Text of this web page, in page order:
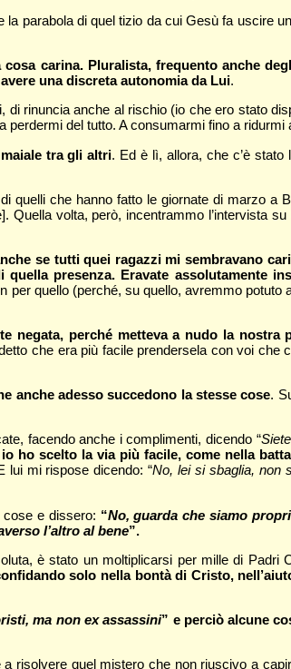
la parabola di quel tizio da cui Gesù fa uscire
carina. Pluralista, frequento anche
una discreta autonomia da Lui.
rinuncia anche al rischio (io che ero stato
del tutto. A consumarmi fino a ridurmi
tra gli altri. Ed è lì, allora, che c’è stato
quelli che hanno fatto le giornate di marzo a
volta, però, incentrammo l’intervista
se tutti quei ragazzi mi sembravano
presenza. Eravate assolutamente
quello (perché, su quello, avremmo
negata, perché metteva a nudo la nostra
che era più facile prendersela con voi che
anche adesso succedono la stesse cose.
facendo anche i complimenti, dicendo “
ho scelto la via più facile, come nella
lui mi rispose dicendo: “No, lei si sbaglia, non
cose e dissero: “No, guarda che siamo
l’altro al bene”.
è stato un moltiplicarsi per mille di Padri
solo nella bontà di Cristo,
ma non ex assassini” e perciò alcune
risolvere quel mistero che non riuscivo a